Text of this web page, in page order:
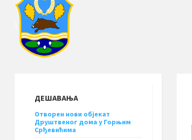
ДЕШАВАЊА
Отворен нови објекат
Друштвеног дома у Горњим
Срђевићима